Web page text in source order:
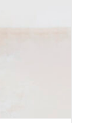
gomilaju